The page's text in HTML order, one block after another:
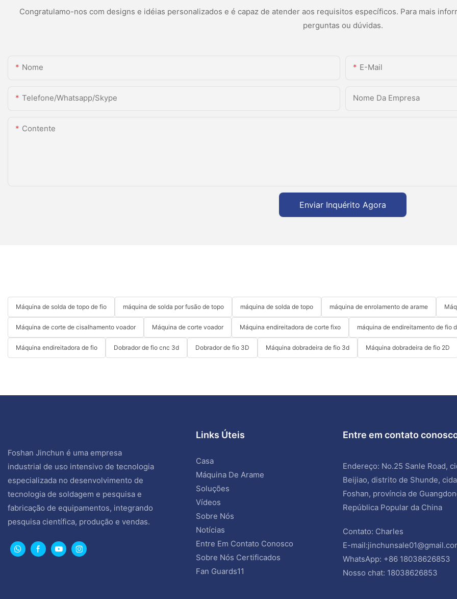
Congratulamo-nos com designs e idéias personalizados e é capaz de atender aos requisitos específicos. Para mais
perguntas ou dúvidas.
Nome E-Mail
Telefone/whatsapp/skype Nome Da Empresa
Contente
Enviar Inquérito Agora
Máquina de solda de topo de fio máquina de solda por fusão de topo máquina de solda de topo máquina de enrolamento de arame
Máquina de corte de cisalhamento voador Máquina de corte voador Máquina endireitadora de corte fixo máquina de endireitamento de fio
Máquina endireitadora de fio Dobrador de fio cnc 3d Dobrador de fio 3D Máquina dobradeira de fio 3d Máquina dobradeira de fio 2D
Foshan Jinchun é uma empresa
industrial de uso intensivo de tecnologia
especializada no desenvolvimento de
tecnologia de soldagem e pesquisa e
fabricação de equipamentos, integrando
pesquisa científica, produção e vendas.
Links Úteis
Casa
Máquina De Arame
Soluções
Vídeos
Sobre Nós
Notícias
Entre Em Contato Conosco
Sobre Nós Certificados
Fan Guards11
Entre em contato
Endereço: No.25 Sanle Road,
Beijiao, distrito de Shunde,
Foshan, província de
República Popular da China
Contato: Charles
E-mail:
WhatsApp: +86 18038626853
Nosso chat: 18038626853